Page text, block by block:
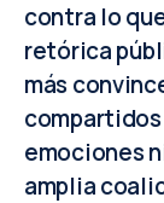
contra lo
retórica
más
emociones
amplia